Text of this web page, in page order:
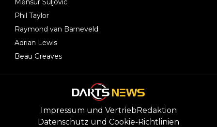
Mensur Suljovic
Phil Taylor
Raymond van Barneveld
Adrian Lewis
Beau Greaves
Impressum und Vertrieb Redaktion
Datenschutz und Cookie-Richtlinien